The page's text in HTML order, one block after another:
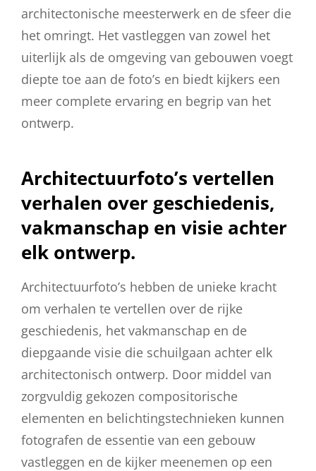
architectonische meesterwerk en de sfeer die
het omringt. Het vastleggen van zowel het
uiterlijk als de omgeving van gebouwen voegt
diepte toe aan de foto’s en biedt kijkers een
meer complete ervaring en begrip van het
ontwerp.
Architectuurfoto’s vertellen
verhalen over geschiedenis,
vakmanschap en visie achter
elk ontwerp.
Architectuurfoto’s hebben de unieke kracht
om verhalen te vertellen over de rijke
geschiedenis, het vakmanschap en de
diepgaande visie die schuilgaan achter elk
architectonisch ontwerp. Door middel van
zorgvuldig gekozen compositorische
elementen en belichtingstechnieken kunnen
fotografen de essentie van een gebouw
vastleggen en de kijker meenemen op een